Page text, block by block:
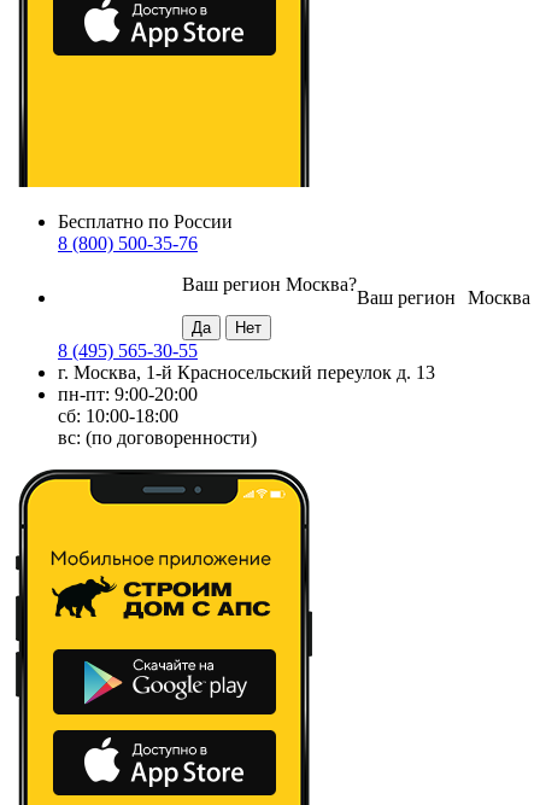
Бесплатно по России
8 (800) 500-35-76
Москва
Ваш регион
Ваш регион Москва?
8 (495) 565-30-55
г. Москва, 1-й Красносельский переулок д. 13
пн-пт: 9:00-20:00
сб: 10:00-18:00
вс: (по договоренности)